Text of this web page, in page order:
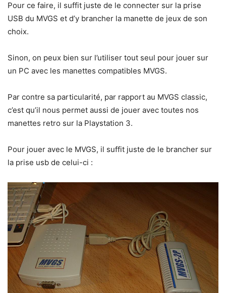
Pour ce faire, il suffit juste de le connecter sur la prise
USB du MVGS et d’y brancher la manette de jeux de son
choix.
Sinon, on peux bien sur l’utiliser tout seul pour jouer sur
un PC avec les manettes compatibles MVGS.
Par contre sa particularité, par rapport au MVGS classic,
c’est qu’il nous permet aussi de jouer avec toutes nos
manettes retro sur la Playstation 3.
Pour jouer avec le MVGS, il suffit juste de le brancher sur
la prise usb de celui-ci :